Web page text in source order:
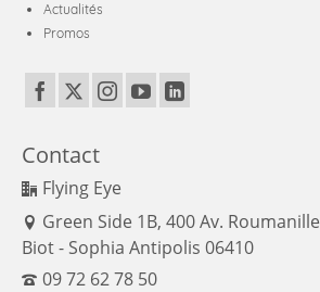
Actualités
Promos
Contact
Flying Eye
Green Side 1B, 400 Av. Roumanille
Biot - Sophia Antipolis 06410
09 72 62 78 50